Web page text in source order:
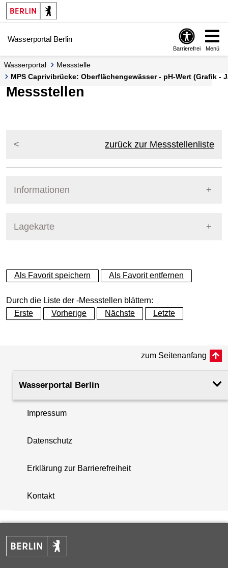
Springe zur Navigation
Springe zum Inhalt
Wasserportal Berlin
Barrierefrei Menü
Wasserportal
Messstelle
MPS Caprivibrücke: Oberflächengewässer - pH-Wert (Grafik -
Messstellen
zurück zur Messstellenliste
Informationen
Messstellennummer
Gewässer Spree
Betreiber Land Berlin
Lagekarte
+
−
+
−
Als Favorit speichern Als Favorit entfernen
Durch die Liste der -Messstellen blättern:
Erste
Vorherige Nächste Letzte
zum Seitenanfang
Wasserportal Berlin
Impressum
Datenschutz
Erklärung zur Barrierefreiheit
Kontakt